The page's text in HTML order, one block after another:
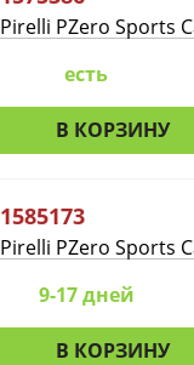
Pirelli PZero Sports
есть
В КОРЗИНУ
1585173
Pirelli PZero Sports
9-17 дней
В КОРЗИНУ